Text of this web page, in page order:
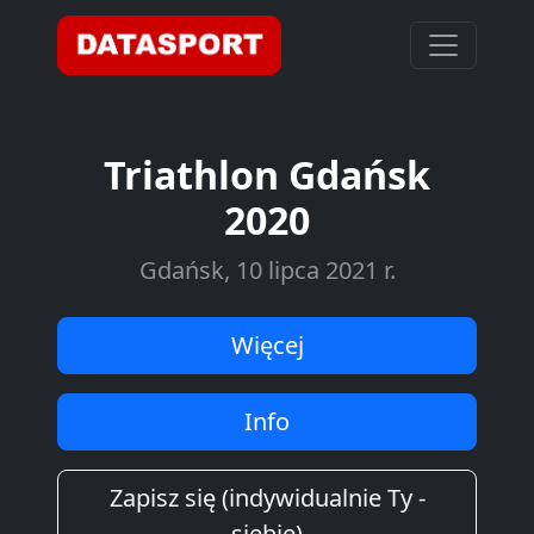
Triathlon Gdańsk
2020
Gdańsk, 10 lipca 2021 r.
Więcej
Info
Zapisz się (indywidualnie Ty -